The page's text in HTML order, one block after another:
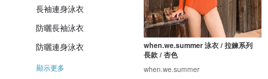
長袖連身泳衣
防曬長袖泳衣
防曬連身泳衣
顯示更多
when.we.summer 泳衣 / 拉鍊系列
長款 / 杏色
when.we.summer